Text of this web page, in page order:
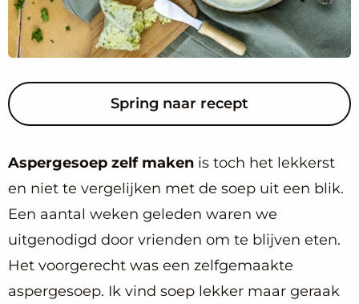
Spring naar recept
Aspergesoep zelf maken is toch het lekkerst
en niet te vergelijken met de soep uit een blik.
Een aantal weken geleden waren we
uitgenodigd door vrienden om te blijven eten.
Het voorgerecht was een zelfgemaakte
aspergesoep. Ik vind soep lekker maar geraak